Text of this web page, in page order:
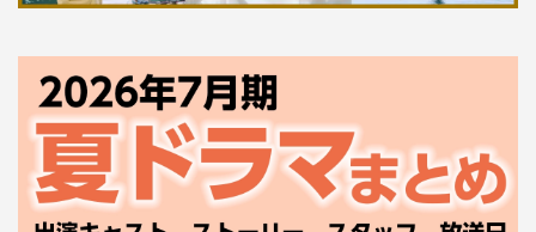
WEB
Platinum FLASH vol.20：
https://www.kobunsha.com/shelf/magazine/current?
seriesid=105012